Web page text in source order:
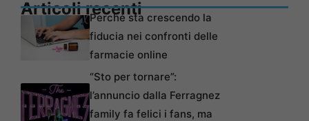
Articoli recentiPerché sta crescendo la
fiducia nei confronti delle
farmacie online
“Sto per tornare”:
l’annuncio dalla Ferragnez
family fa felici i fans, ma